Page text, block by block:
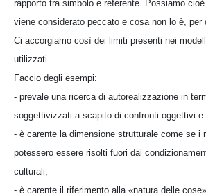
rapporto tra simbolo e referente. Possiamo
viene considerato peccato e cosa non lo è, per
Ci accorgiamo così dei limiti presenti nei
utilizzati.
Faccio degli esempi:
- prevale una ricerca di autorealizzazione in
soggettivizzati a scapito di confronti oggettivi e
- è carente la dimensione strutturale come se i
potessero essere risolti fuori dai
culturali;
- è carente il riferimento alla «natura delle